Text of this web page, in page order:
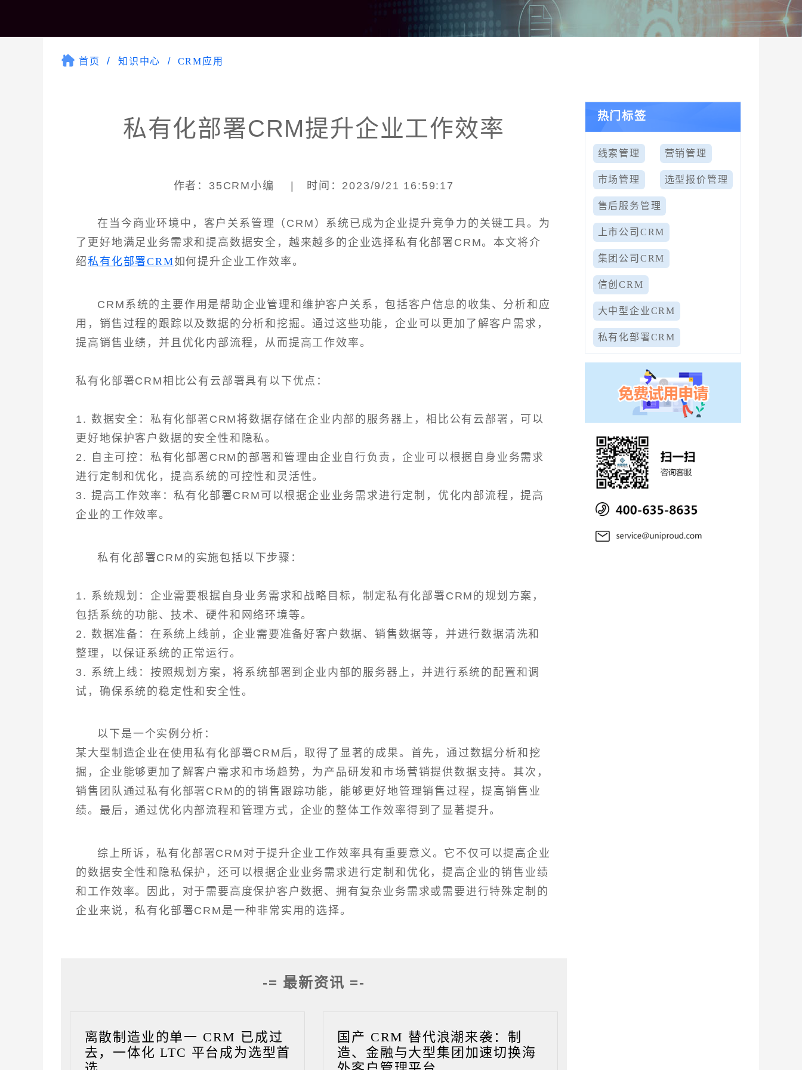
首页 知识中心 CRM应用
私有化部署CRM提升企业工作效率
作者：35CRM小编 | 时间：2023/9/21 16:59:17
在当今商业环境中，客户关系管理（CRM）系统已成为企业提升竞争力的关键工具。为
了更好地满足业务需求和提高数据安全，越来越多的企业选择私有化部署CRM。本文将介
绍私有化部署CRM如何提升企业工作效率。
CRM系统的主要作用是帮助企业管理和维护客户关系，包括客户信息的收集、分析和应
用，销售过程的跟踪以及数据的分析和挖掘。通过这些功能，企业可以更加了解客户需求，
提高销售业绩，并且优化内部流程，从而提高工作效率。
私有化部署CRM相比公有云部署具有以下优点：
1. 数据安全：私有化部署CRM将数据存储在企业内部的服务器上，相比公有云部署，可以
更好地保护客户数据的安全性和隐私。
2. 自主可控：私有化部署CRM的部署和管理由企业自行负责，企业可以根据自身业务需求
进行定制和优化，提高系统的可控性和灵活性。
3. 提高工作效率：私有化部署CRM可以根据企业业务需求进行定制，优化内部流程，提高
企业的工作效率。
私有化部署CRM的实施包括以下步骤：
1. 系统规划：企业需要根据自身业务需求和战略目标，制定私有化部署CRM的规划方案，
包括系统的功能、技术、硬件和网络环境等。
2. 数据准备：在系统上线前，企业需要准备好客户数据、销售数据等，并进行数据清洗和
整理，以保证系统的正常运行。
3. 系统上线：按照规划方案，将系统部署到企业内部的服务器上，并进行系统的配置和调
试，确保系统的稳定性和安全性。
以下是一个实例分析：
某大型制造企业在使用私有化部署CRM后，取得了显著的成果。首先，通过数据分析和挖
掘，企业能够更加了解客户需求和市场趋势，为产品研发和市场营销提供数据支持。其次，
销售团队通过私有化部署CRM的的销售跟踪功能，能够更好地管理销售过程，提高销售业
绩。最后，通过优化内部流程和管理方式，企业的整体工作效率得到了显著提升。
综上所诉，私有化部署CRM对于提升企业工作效率具有重要意义。它不仅可以提高企业
的数据安全性和隐私保护，还可以根据企业业务需求进行定制和优化，提高企业的销售业绩
和工作效率。因此，对于需要高度保护客户数据、拥有复杂业务需求或需要进行特殊定制的
企业来说，私有化部署CRM是一种非常实用的选择。
-= 最新资讯 =-
离散制造业的单一 CRM 已成过
去，一体化 LTC 平台成为选型首
国产 CRM 替代浪潮来袭：制
造、金融与大型集团加速切换海
热门标签
线索管理 营销管理
市场管理 选型报价管理
售后服务管理
上市公司CRM
集团公司CRM
信创CRM
大中型企业CRM
私有化部署CRM